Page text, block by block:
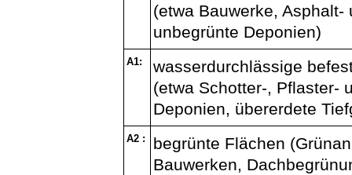
(etwa Bauwerke,
unbegrünte Deponien)
A1:
wasserdurchlässige
(etwa Schotter-, Pflaster-
Deponien, übererdete
A2 :
begrünte Flächen
Bauwerken,